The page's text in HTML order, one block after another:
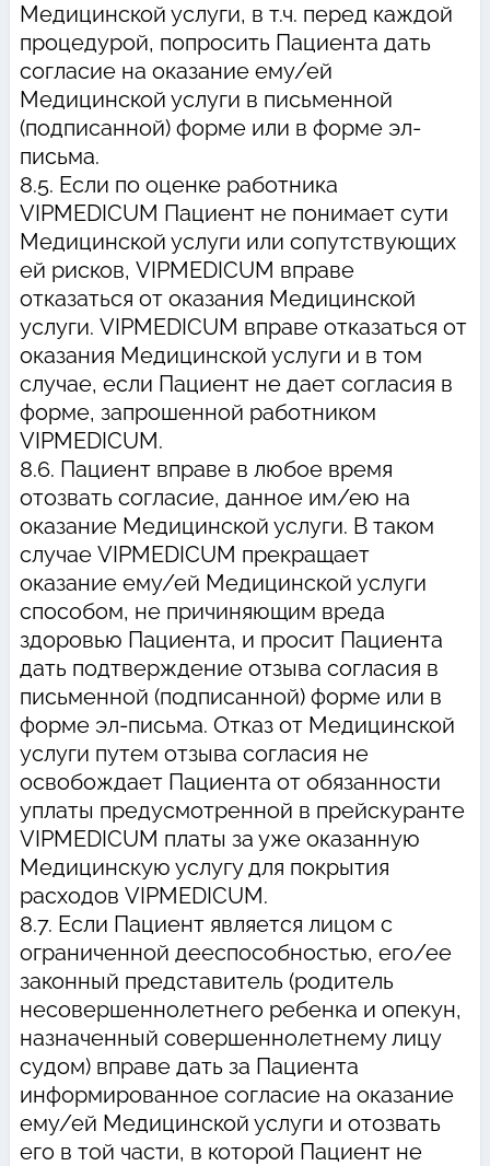
Медицинской услуги, в т.ч. перед каждой
процедурой, попросить Пациента дать
согласие на оказание ему/ей
Медицинской услуги в письменной
(подписанной) форме или в форме эл-
письма.
8.5. Если по оценке работника
VIPMEDICUM Пациент не понимает сути
Медицинской услуги или сопутствующих
ей рисков, VIPMEDICUM вправе
отказаться от оказания Медицинской
услуги. VIPMEDICUM вправе отказаться от
оказания Медицинской услуги и в том
случае, если Пациент не дает согласия в
форме, запрошенной работником
VIPMEDICUM.
8.6. Пациент вправе в любое время
отозвать согласие, данное им/ею на
оказание Медицинской услуги. В таком
случае VIPMEDICUM прекращает
оказание ему/ей Медицинской услуги
способом, не причиняющим вреда
здоровью Пациента, и просит Пациента
дать подтверждение отзыва согласия в
письменной (подписанной) форме или в
форме эл-письма. Отказ от Медицинской
услуги путем отзыва согласия не
освобождает Пациента от обязанности
уплаты предусмотренной в прейскуранте
VIPMEDICUM платы за уже оказанную
Медицинскую услугу для покрытия
расходов VIPMEDICUM.
8.7. Если Пациент является лицом с
ограниченной дееспособностью, его/ее
законный представитель (родитель
несовершеннолетнего ребенка и опекун,
назначенный совершеннолетнему лицу
судом) вправе дать за Пациента
информированное согласие на оказание
ему/ей Медицинской услуги и отозвать
его в той части, в которой Пациент не